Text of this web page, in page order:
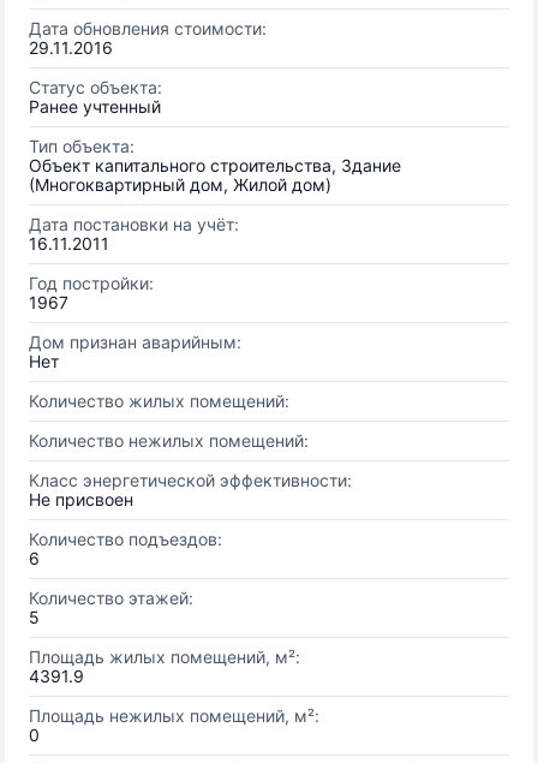
Дата обновления стоимости:
29.11.2016
Статус объекта:
Ранее учтенный
Тип объекта:
Объект капитального строительства, Здание
(Многоквартирный дом, Жилой дом)
Дата постановки на учёт:
16.11.2011
Год постройки:
1967
Дом признан аварийным:
Нет
Количество жилых помещений:
Количество нежилых помещений:
Класс энергетической эффективности:
Не присвоен
Количество подъездов:
6
Количество этажей:
5
Площадь жилых помещений, м²:
4391.9
Площадь нежилых помещений, м²:
0